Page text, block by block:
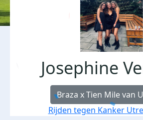
Josephine
Braza x Tien Mile van
Rijden tegen Kanker